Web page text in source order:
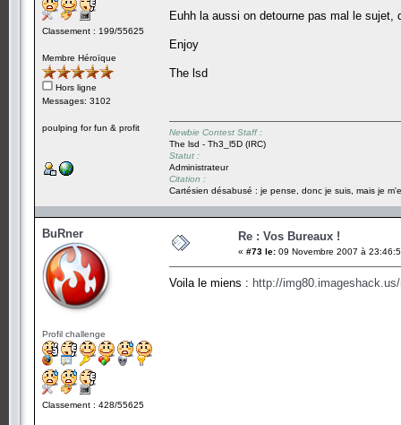
Classement : 199/55625
Membre Héroïque
Hors ligne
Messages: 3102
poulping for fun & profit
Euhh la aussi on detourne pas mal le sujet,
Enjoy
The lsd
Newbie Contest Staff :
The lsd - Th3_l5D (IRC)
Statut :
Administrateur
Citation :
Cartésien désabusé : je pense, donc je suis, mais je
BuRner
Profil challenge
Classement : 428/55625
Re : Vos Bureaux !
« #73 le: 09 Novembre 2007 à
Voila le miens : http://